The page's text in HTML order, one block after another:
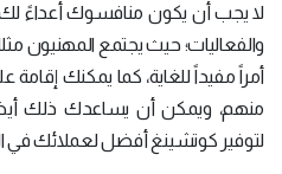
لا يجب أن يكون منافسوك أعداءً
والفعاليات؛ حيث يجتمع
أمراً مفيداً للغاية، كما يمكنك
منهم، ويمكن أن يساعدك ذلك
لتوفير كوتشينغ أفضل لعملائك في